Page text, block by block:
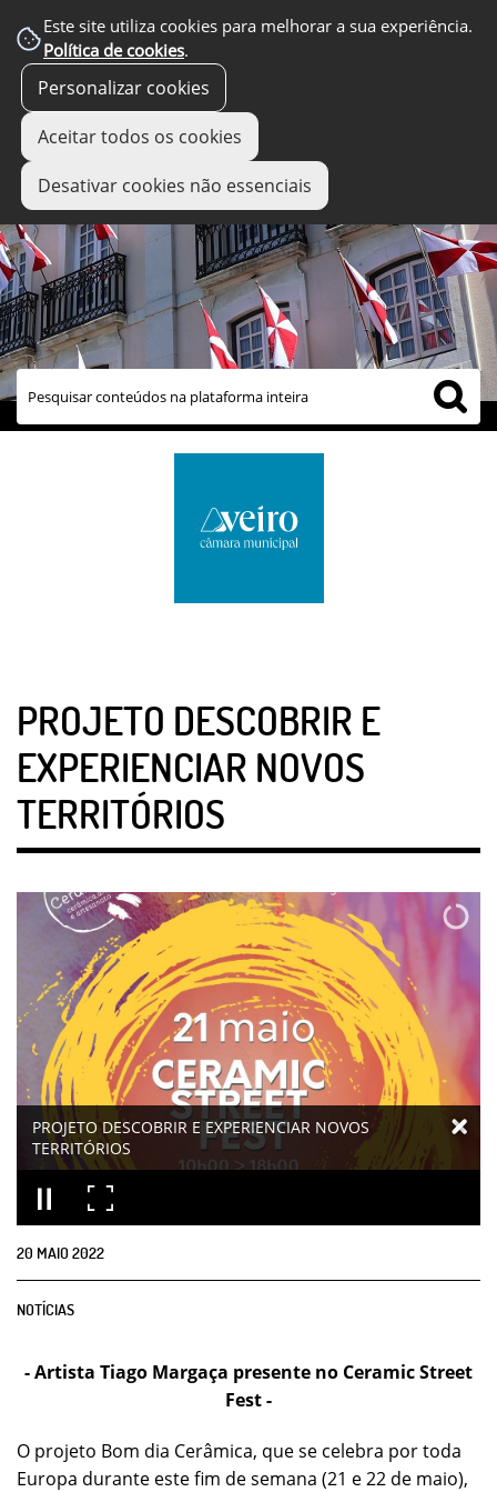
Este site utiliza cookies para melhorar a sua experiência.
Política de cookies.
Personalizar cookies
Aceitar todos os cookies
Desativar cookies não essenciais
links úteis
PROJETO DESCOBRIR E
EXPERIENCIAR NOVOS
TERRITÓRIOS
PROJETO DESCOBRIR E EXPERIENCIAR NOVOS
TERRITÓRIOS
20 MAIO2022
NOTÍCIAS
- Artista Tiago Margaça presente no Ceramic Street
Fest -
O projeto Bom dia Cerâmica, que se celebra por toda
Europa durante este fim de semana (21 e 22 de maio),